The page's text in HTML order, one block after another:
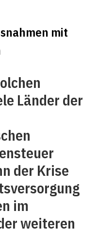
mit
Länder der
der Krise
im
weiteren